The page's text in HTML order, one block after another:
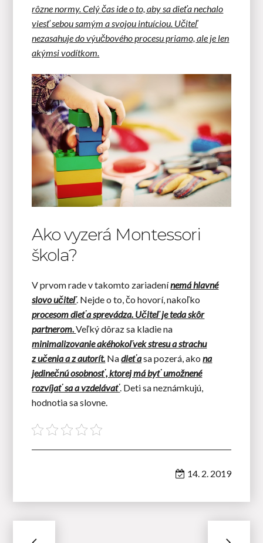
rôzne normy. Celý čas ide o to, aby sa dieťa nechalo
viesť sebou samým a svojou intuíciou. Učiteľ
nezasahuje do výučbového procesu priamo, ale je len
akýmsi vodítkom.
Ako vyzerá Montessori
škola?
V prvom rade v takomto zariadenínemá hlavné
slovo učiteľ. Nejde o to, čo hovorí, nakoľko
procesom dieťa sprevádza. Učiteľ je teda skôr
partnerom.Veľký dôraz sa kladie na
minimalizovanie akéhokoľvek stresu a strachu
z učenia a z autorít. Nadieťasa pozerá, akona
jedinečnú osobnosť, ktorej má byť umožnené
rozvíjať sa a vzdelávať. Deti sa neznámkujú,
hodnotia sa slovne.
14. 2. 2019